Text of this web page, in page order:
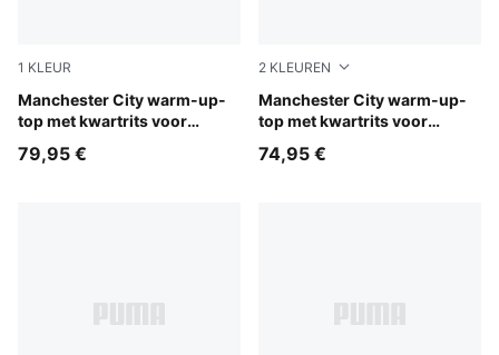
1 KLEUR
Manchester City warm-up-
top met kwartrits voor
Icy Blue-Regal Blue
79,95 €
2 KLEUREN
Manchester City warm-up-
top met kwartrits voor
Icy Blue-Regal Blue
74,95 €